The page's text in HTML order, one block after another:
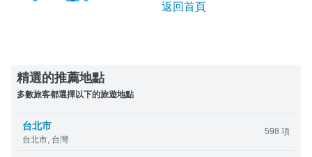
返回首頁
精選的推薦地點
多數旅客都選擇以下的旅遊地點
台北市
台北市, 台灣
598 項